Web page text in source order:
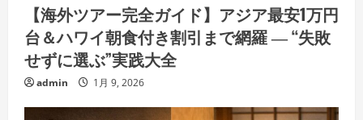
【海外ツアー完全ガイド】アジア最安1万円
台＆ハワイ朝食付き割引まで網羅 ― “失敗
せずに選ぶ”実践大全
admin 1月 9, 2026